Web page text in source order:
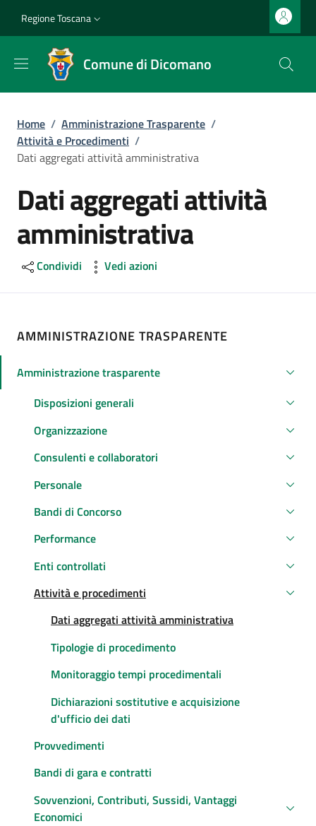
Slim top
Regione Toscana
Comune di Dicomano
Briciole di pane
Home / Amministrazione Trasparente /
Attività e Procedimenti /
Dati aggregati attività amministrativa
Dati aggregati attività
amministrativa
Condividi Vedi azioni
AMMINISTRAZIONE TRASPARENTE
Amministrazione trasparente
Attivo
Disposizioni generali
Organizzazione
Consulenti e collaboratori
Personale
Bandi di Concorso
Performance
Enti controllati
Attività e procedimenti
Attivo
Dati aggregati attività amministrativa
Tipologie di procedimento
Monitoraggio tempi procedimentali
Dichiarazioni sostitutive e acquisizione
d'ufficio dei dati
Provvedimenti
Bandi di gara e contratti
Sovvenzioni, Contributi, Sussidi, Vantaggi
Economici